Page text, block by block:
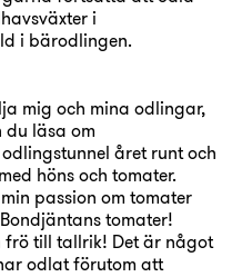
i
i bärodlingen.
mig och mina odlingar,
läsa om
året runt och
höns och tomater.
passion om tomater
tomater!
frö till tallrik! Det är något
odlat förutom att